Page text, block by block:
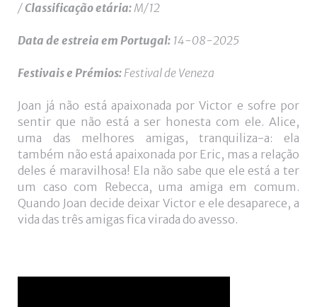
/Classificação etária:M/12
Data de estreia em Portugal: 14-08-2025
Festivais e Prémios: Festival de Veneza
Joan já não está apaixonada por Victor e sofre por
sentir que não está a ser honesta com ele. Alice,
uma das melhores amigas, tranquiliza-a: ela
também não está apaixonada por Eric, mas a relação
deles é maravilhosa! Ela não sabe que ele está a ter
um caso com Rebecca, uma amiga em comum.
Quando Joan decide deixar Victor e ele desaparece, a
vida das três amigas fica virada do avesso.